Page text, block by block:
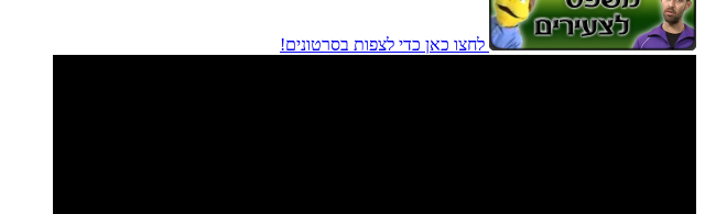
לחצו כאן כדי לצפות בסרטונים!